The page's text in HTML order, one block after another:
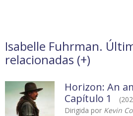
Isabelle Fuhrman.
relacionadas (+)
Horizon: An
Capítulo 1
Dirigida por Kevin